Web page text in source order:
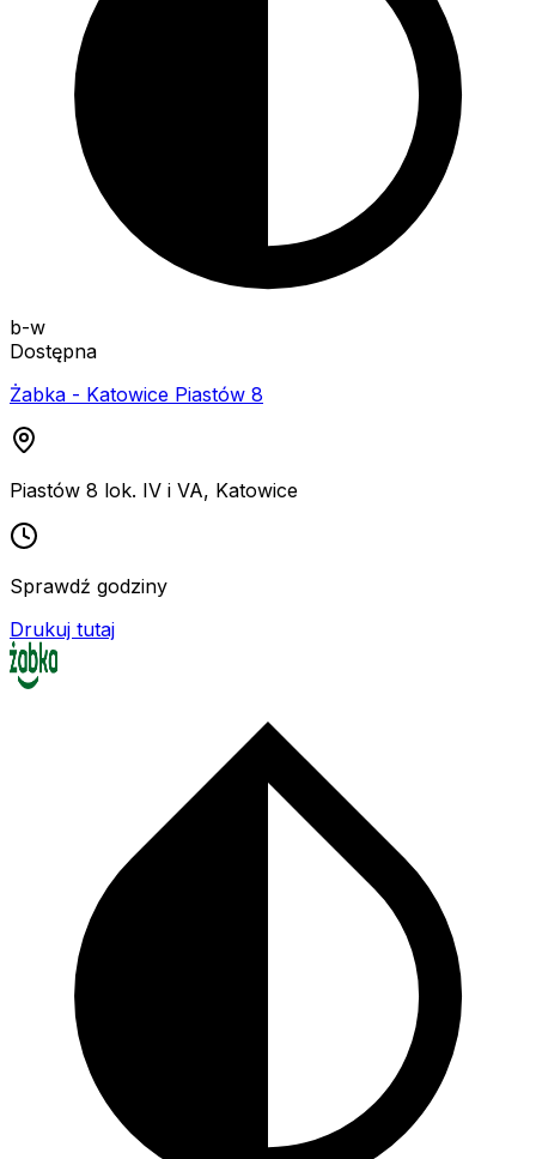
b-w
Dostępna
Żabka - Katowice Piastów 8
Piastów 8 lok. IV i VA, Katowice
Sprawdź godziny
Drukuj tutaj